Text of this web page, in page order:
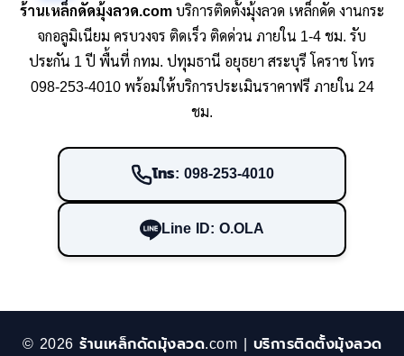
ร้านเหล็กดัดมุ้งลวด.comบริการติดตั้งมุ้งลวด เหล็กดัด งานกระ
จกอลูมิเนียม ครบวงจร ติดเร็ว ติดด่วน ภายใน 1-4 ชม. รับ
ประกัน 1 ปี พื้นที่ กทม. ปทุมธานี อยุธยา สระบุรี โคราช โทร
098-253-4010 พร้อมให้บริการประเมินราคาฟรี ภายใน 24
ชม.
โทร: 098-253-4010
Line ID: O.OLA
© 2026 ร้านเหล็กดัดมุ้งลวด.com | บริการติดตั้งมุ้งลวด